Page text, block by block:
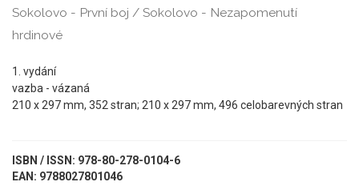
Sokolovo - První boj / Sokolovo - Nezapomenutí
hrdinové
1. vydání
vazba - vázaná
210 x 297 mm, 352 stran; 210 x 297 mm, 496 celobarevných stran
ISBN / ISSN: 978-80-278-0104-6
EAN: 9788027801046